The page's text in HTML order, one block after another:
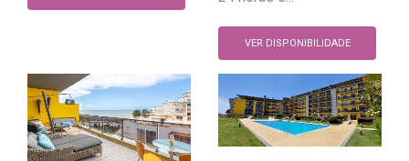
VER DISPONIBILIDADE